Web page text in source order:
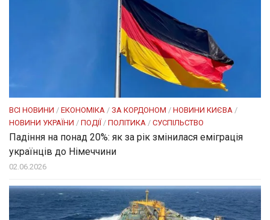
ВСІ НОВИНИ / ЕКОНОМІКА / ЗА КОРДОНОМ / НОВИНИ КИЄВА /
НОВИНИ УКРАЇНИ / ПОДІЇ / ПОЛІТИКА / СУСПІЛЬСТВО
Падіння на понад 20%: як за рік змінилася еміграція
українців до Німеччини
02.06.2026